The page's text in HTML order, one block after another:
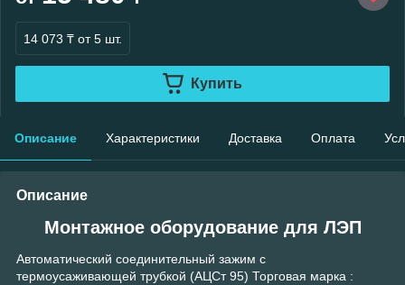
14 073 ₸ от 5 шт.
Купить
Описание Характеристики Доставка Оплата
Описание
Монтажное оборудование для ЛЭП
Автоматический соединительный зажим с
термоусаживающей трубкой (АЦСт 95) Торговая марка :